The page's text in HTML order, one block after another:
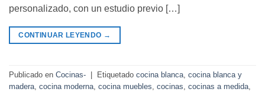
personalizado, con un estudio previo […]
CONTINUAR LEYENDO →
Publicado en Cocinas- Etiquetado cocina blanca, cocina blanca y
madera, cocina moderna, cocina muebles, cocinas, cocinas a medida,